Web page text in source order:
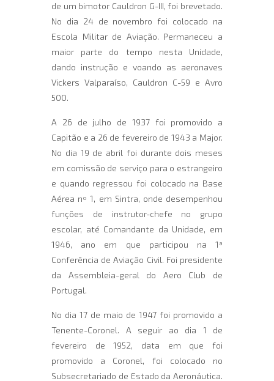
de um bimotor Cauldron G-III, foi brevetado.
No dia 24 de novembro foi colocado na
Escola Militar de Aviação. Permaneceu a
maior parte do tempo nesta Unidade,
dando instrução e voando as aeronaves
Vickers Valparaíso, Cauldron C-59 e Avro
500.
A 26 de julho de 1937 foi promovido a
Capitão e a 26 de fevereiro de 1943 a Major.
No dia 19 de abril foi durante dois meses
em comissão de serviço para o estrangeiro
e quando regressou foi colocado na Base
Aérea nº 1, em Sintra, onde desempenhou
funções de instrutor-chefe no grupo
escolar, até Comandante da Unidade, em
1946, ano em que participou na 1ª
Conferência de Aviação Civil. Foi presidente
da Assembleia-geral do Aero Club de
Portugal.
No dia 17 de maio de 1947 foi promovido a
Tenente-Coronel. A seguir ao dia 1 de
fevereiro de 1952, data em que foi
promovido a Coronel, foi colocado no
Subsecretariado de Estado da Aeronáutica.